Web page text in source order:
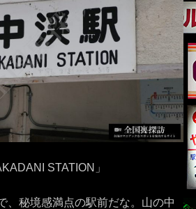
STATION」
、秘境感満点の駅前だな。山の中